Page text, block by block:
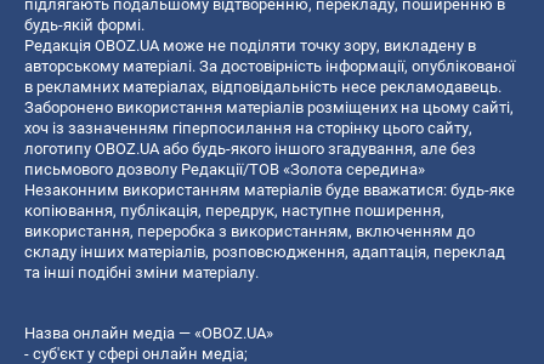
підлягають подальшому відтворенню, перекладу, поширенню в
будь-якій формі.
Редакція OBOZ.UA може не поділяти точку зору, викладену в
авторському матеріалі. За достовірність інформації, опублікованої
в рекламних матеріалах, відповідальність несе рекламодавець.
Заборонено використання матеріалів розміщених на цьому сайті,
хоч із зазначенням гіперпосилання на сторінку цього сайту,
логотипу OBOZ.UA або будь-якого іншого згадування, але без
письмового дозволу Редакції/ТОВ «Золота середина»
Незаконним використанням матеріалів буде вважатися: будь-яке
копiювання, публiкацiя, передрук, наступне поширення,
використання, переробка з використанням, включенням до
складу інших матеріалів, розповсюдження, адаптація, переклад
та інші подібні зміни матеріалу.
Назва онлайн медіа — «OBOZ.UA»
- суб'єкт у сфері онлайн медіа;